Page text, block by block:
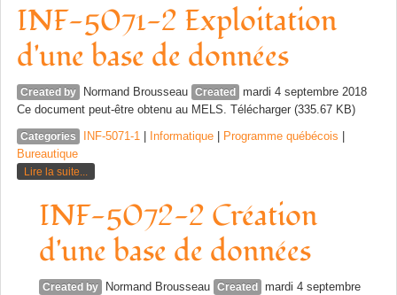
INF-5071-2 Exploitation
d'une base de données
Created by Normand Brousseau Created
mardi 4 septembre 2018
Ce document peut-être obtenu au MELS. Télécharger (335.67 KB)
Categories INF-5071-1 Informatique Programme québécois
Bureautique
Lire la suite...
INF-5072-2 Création
d'une base de données
Created by Normand Brousseau Created
mardi 4 septembre